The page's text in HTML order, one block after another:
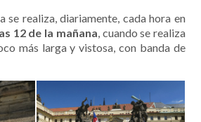
se realiza, diariamente, cada hora en
12 de la mañana, cuando se realiza
más larga y vistosa, con banda de